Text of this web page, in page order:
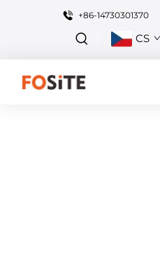
+86-14730301370
CS